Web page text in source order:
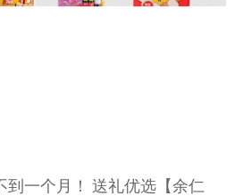
到一个月！ 送礼优选【余仁